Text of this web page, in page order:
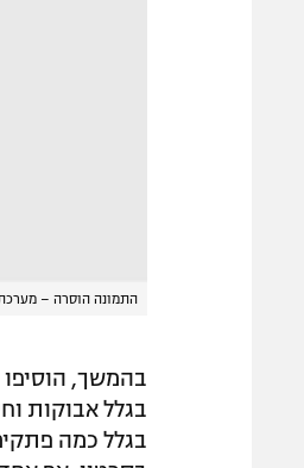
התמונה הוסרה – מערכת
בגלל כמה